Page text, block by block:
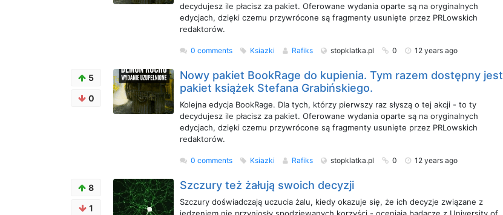
decydujesz ile płacisz za pakiet. Oferowane wydania oparte są na oryginalnych
edycjach, dzięki czemu przywrócone są fragmenty usunięte przez PRLowskich
redaktorów.
0 comments Ksiazki Rafiks stopklatka.pl 0 12 years ago
5
0
Nowy pakiet BookRage do kupienia. Tym razem dostępny jest
pakiet książek Stefana Grabińskiego.
Kolejna edycja BookRage. Dla tych, którzy pierwszy raz słyszą o tej akcji - to ty
decydujesz ile płacisz za pakiet. Oferowane wydania oparte są na oryginalnych
edycjach, dzięki czemu przywrócone są fragmenty usunięte przez PRLowskich
redaktorów.
0 comments Ksiazki Rafiks stopklatka.pl 0 12 years ago
8
1
Szczury też żałują swoich decyzji
Szczury doświadczają uczucia żalu, kiedy okazuje się, że ich decyzje związane z